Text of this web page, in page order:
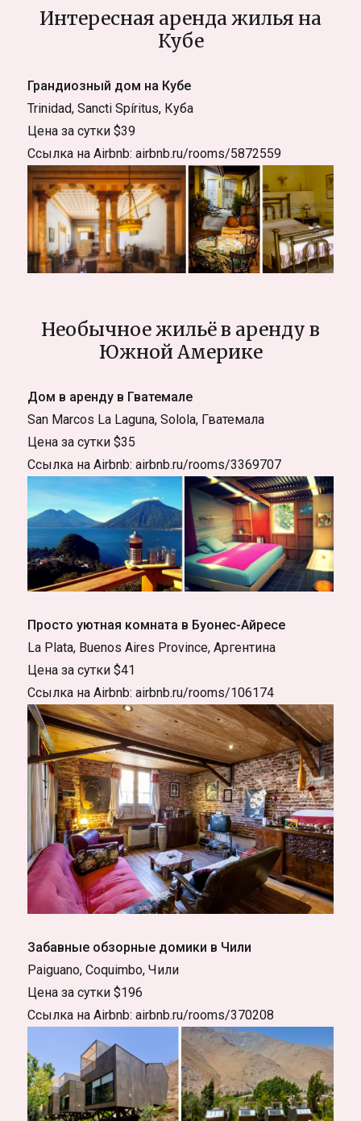
Интересная аренда жилья на
Кубе
Грандиозный дом на Кубе
Trinidad, Sancti Spíritus, Куба
Цена за сутки $39
Ссылка на Airbnb: airbnb.ru/rooms/5872559
Необычное жильё в аренду в
Южной Америке
Дом в аренду в Гватемале
San Marcos La Laguna, Solola, Гватемала
Цена за сутки $35
Ссылка на Airbnb: airbnb.ru/rooms/3369707
Просто уютная комната в Буонес-Айресе
La Plata, Buenos Aires Province, Аргентина
Цена за сутки $41
Ссылка на Airbnb: airbnb.ru/rooms/106174
Забавные обзорные домики в Чили
Paiguano, Coquimbo, Чили
Цена за сутки $196
Ссылка на Airbnb: airbnb.ru/rooms/370208